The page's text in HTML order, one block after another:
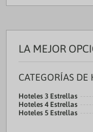
LA MEJOR
CATEGORÍAS DE
Hoteles 3 Estrellas
Hoteles 4 Estrellas
Hoteles 5 Estrellas